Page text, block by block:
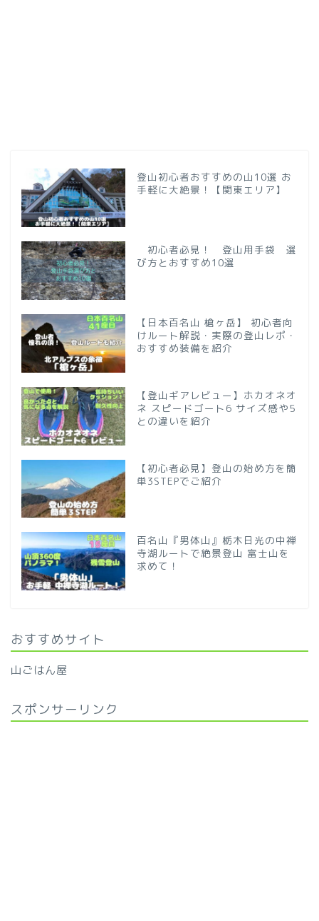
登山初心者おすすめの山10選 お
手軽に大絶景！【関東エリア】
初心者必見！ 登山用手袋 選
び方とおすすめ10選
【日本百名山 槍ヶ岳】 初心者向
けルート解説・実際の登山レポ・
おすすめ装備を紹介
【登山ギアレビュー】ホカオネオ
ネ スピードゴート6 サイズ感や5
との違いを紹介
【初心者必見】登山の始め方を簡
単3STEPでご紹介
百名山『男体山』栃木日光の中禅
寺湖ルートで絶景登山 富士山を
求めて！
おすすめサイト
山ごはん屋
スポンサーリンク